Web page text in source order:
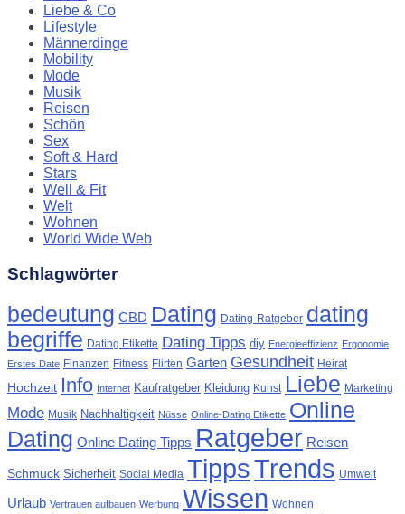
Liebe & Co
Lifestyle
Männerdinge
Mobility
Mode
Musik
Reisen
Schön
Sex
Soft & Hard
Stars
Well & Fit
Welt
Wohnen
World Wide Web
Schlagwörter
bedeutung CBD Dating Dating-Ratgeber dating
begriffe Dating Etikette Dating Tipps diy Energieeffizienz Ergonomie
Erstes Date Finanzen Fitness Flirten Garten Gesundheit Heirat
Hochzeit Info Internet Kaufratgeber Kleidung Kunst Liebe Marketing
Mode Musik Nachhaltigkeit Nüsse Online-Dating Etikette Online
Dating Online Dating Tipps Ratgeber Reisen
Schmuck Sicherheit Social Media TippsTrends Umwelt
Urlaub Vertrauen aufbauen Werbung Wissen Wohnen